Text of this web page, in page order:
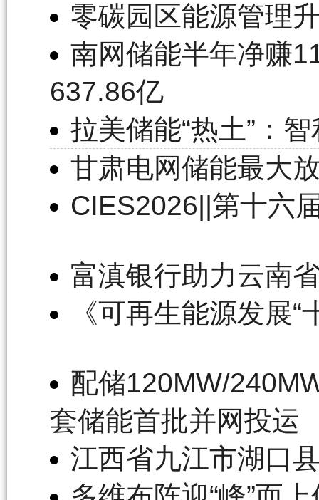
零碳园区能源管理
南网储能半年净赚
637.86亿
拉美储能“热土”：
甘肃电网储能最大
CIES2026||第十六
富滇银行助力云南
《可再生能源发展
配储120MW/
套储能首批并网投运
江西省九江市湖口